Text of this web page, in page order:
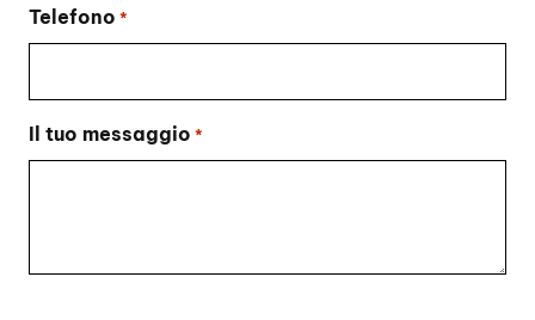
Telefono *
Il tuo messaggio *